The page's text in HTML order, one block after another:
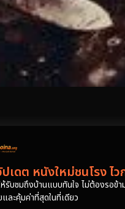
ดต หนังใหม่ชนโรง ไว
ชมถึงบ้านแบบทันใจ ไม่ต้องรอข้
ละคุ้มค่าที่สุดในที่เดียว